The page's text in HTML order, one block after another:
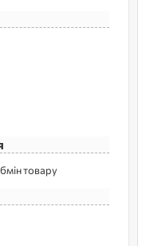
товару